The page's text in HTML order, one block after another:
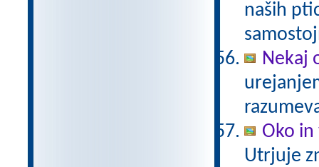
naših
Nekaj
Oko in
Utrjuje